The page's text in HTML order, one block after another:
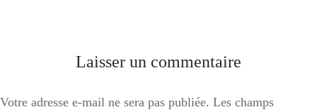
Laisser un commentaire
Votre adresse e-mail ne sera pas publiée. Les champs